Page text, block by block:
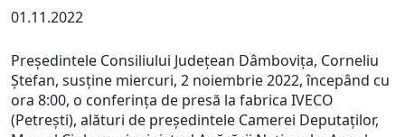
01.11.2022
Președintele Consiliului Județean Dâmbovița, Corneliu
Ștefan, susține miercuri, 2 noiembrie 2022, începând cu
ora 8:00, o conferința de presă la fabrica IVECO
(Petrești), alături de președintele Camerei Deputaților,